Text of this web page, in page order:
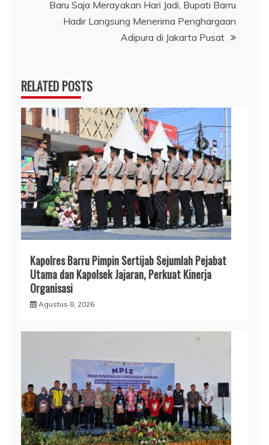
Baru Saja Merayakan Hari Jadi, Bupati Barru
Hadir Langsung Menerima Penghargaan
Adipura di Jakarta Pusat
RELATED POSTS
Kapolres Barru Pimpin Sertijab Sejumlah Pejabat
Utama dan Kapolsek Jajaran, Perkuat Kinerja
Organisasi
Agustus 8, 2026